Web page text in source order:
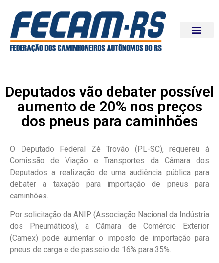
Deputados vão debater possível
aumento de 20% nos preços
dos pneus para caminhões
O Deputado Federal Zé Trovão (PL-SC), requereu à
Comissão de Viação e Transportes da Câmara dos
Deputados a realização de uma audiência pública para
debater a taxação para importação de pneus para
caminhões.
Por solicitação da ANIP (Associação Nacional da Indústria
dos Pneumáticos), a Câmara de Comércio Exterior
(Camex) pode aumentar o imposto de importação para
pneus de carga e de passeio de 16% para 35%.